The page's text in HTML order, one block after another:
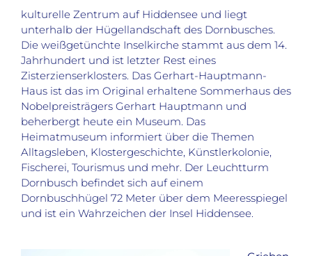
kulturelle Zentrum auf Hiddensee und liegt
unterhalb der Hügellandschaft des Dornbusches.
Die weißgetünchte Inselkirche stammt aus dem 14.
Jahrhundert und ist letzter Rest eines
Zisterzienserklosters. Das Gerhart-Hauptmann-
Haus ist das im Original erhaltene Sommerhaus des
Nobelpreisträgers Gerhart Hauptmann und
beherbergt heute ein Museum. Das
Heimatmuseum informiert über die Themen
Alltagsleben, Klostergeschichte, Künstlerkolonie,
Fischerei, Tourismus und mehr. Der Leuchtturm
Dornbusch befindet sich auf einem
Dornbuschhügel 72 Meter über dem Meeresspiegel
und ist ein Wahrzeichen der Insel Hiddensee.